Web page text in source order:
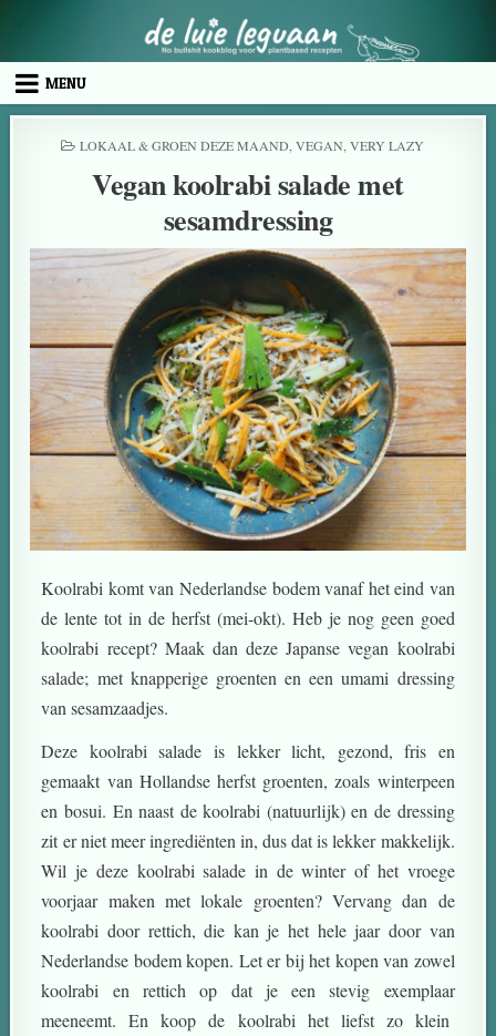
MENU
LOKAAL & GROEN DEZE MAAND VEGAN VERY LAZY
Vegan koolrabi salade met
sesamdressing
Koolrabi komt van Nederlandse bodem vanaf het eind van
de lente tot in de herfst (mei-okt). Heb je nog geen goed
koolrabi recept? Maak dan deze Japanse vegan koolrabi
salade; met knapperige groenten en een umami dressing
van sesamzaadjes.
Deze koolrabi salade is lekker licht, gezond, fris en
gemaakt van Hollandse herfst groenten, zoals winterpeen
en bosui. En naast de koolrabi (natuurlijk) en de dressing
zit er niet meer ingrediënten in, dus dat is lekker makkelijk.
Wil je deze koolrabi salade in de winter of het vroege
voorjaar maken met lokale groenten? Vervang dan de
koolrabi door rettich, die kan je het hele jaar door van
Nederlandse bodem kopen. Let er bij het kopen van zowel
koolrabi en rettich op dat je een stevig exemplaar
meeneemt. En koop de koolrabi het liefst zo klein